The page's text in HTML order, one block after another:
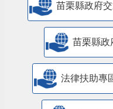
苗栗縣政府
苗栗縣政
法律扶助專